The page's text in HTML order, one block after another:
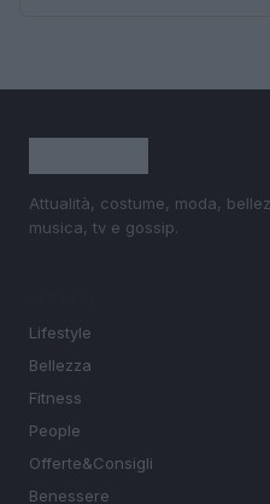
Attualità, costume, moda,
musica, tv e gossip.
Lifestyle
Bellezza
Fitness
People
Offerte&Consigli
Benessere